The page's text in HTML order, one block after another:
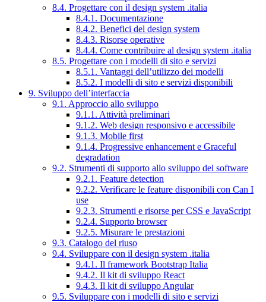
8.4. Progettare con il design system .italia
8.4.1. Documentazione
8.4.2. Benefici del design system
8.4.3. Risorse operative
8.4.4. Come contribuire al design system .italia
8.5. Progettare con i modelli di sito e servizi
8.5.1. Vantaggi dell’utilizzo dei modelli
8.5.2. I modelli di sito e servizi disponibili
9. Sviluppo dell’interfaccia
9.1. Approccio allo sviluppo
9.1.1. Attività preliminari
9.1.2. Web design responsivo e accessibile
9.1.3. Mobile first
9.1.4. Progressive enhancement e Graceful
degradation
9.2. Strumenti di supporto allo sviluppo del software
9.2.1. Feature detection
9.2.2. Verificare le feature disponibili con Can I
use
9.2.3. Strumenti e risorse per CSS e JavaScript
9.2.4. Supporto browser
9.2.5. Misurare le prestazioni
9.3. Catalogo del riuso
9.4. Sviluppare con il design system .italia
9.4.1. Il framework Bootstrap Italia
9.4.2. Il kit di sviluppo React
9.4.3. Il kit di sviluppo Angular
9.5. Sviluppare con i modelli di sito e servizi